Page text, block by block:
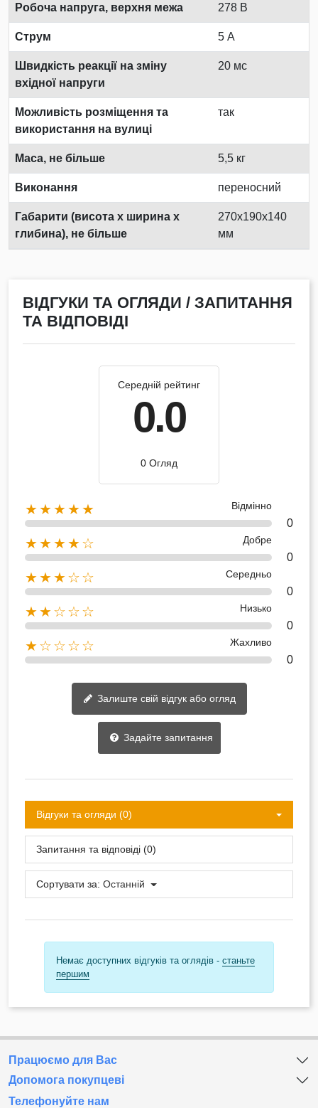
Робоча напруга, верхня межа 278 В
Струм 5 А
Швидкість реакції на зміну
вхідної напруги
20 мс
Можливість розміщення та
використання на вулиці
так
Маса, не більше 5,5 кг
Виконання переносний
Габарити (висота х ширина х
глибина), не більше
270x190x140
мм
ВІДГУКИ ТА ОГЛЯДИ / ЗАПИТАННЯ
ТА ВІДПОВІДІ
Середній рейтинг
0.0
0 Огляд
★★★★★ Відмінно
0
★★★★☆ Добре
0
★★★☆☆ Середньо
0
★★☆☆☆ Низько
0
★☆☆☆☆ Жахливо
0
Залиште свій відгук або огляд
Задайте запитання
Відгуки та огляди (0)
Запитання та відповіді (0)
Сортувати за: Останній
Немає доступних відгуків та оглядів - станьте
першим
Працюємо для Вас
Допомога покупцеві
Телефонуйте нам